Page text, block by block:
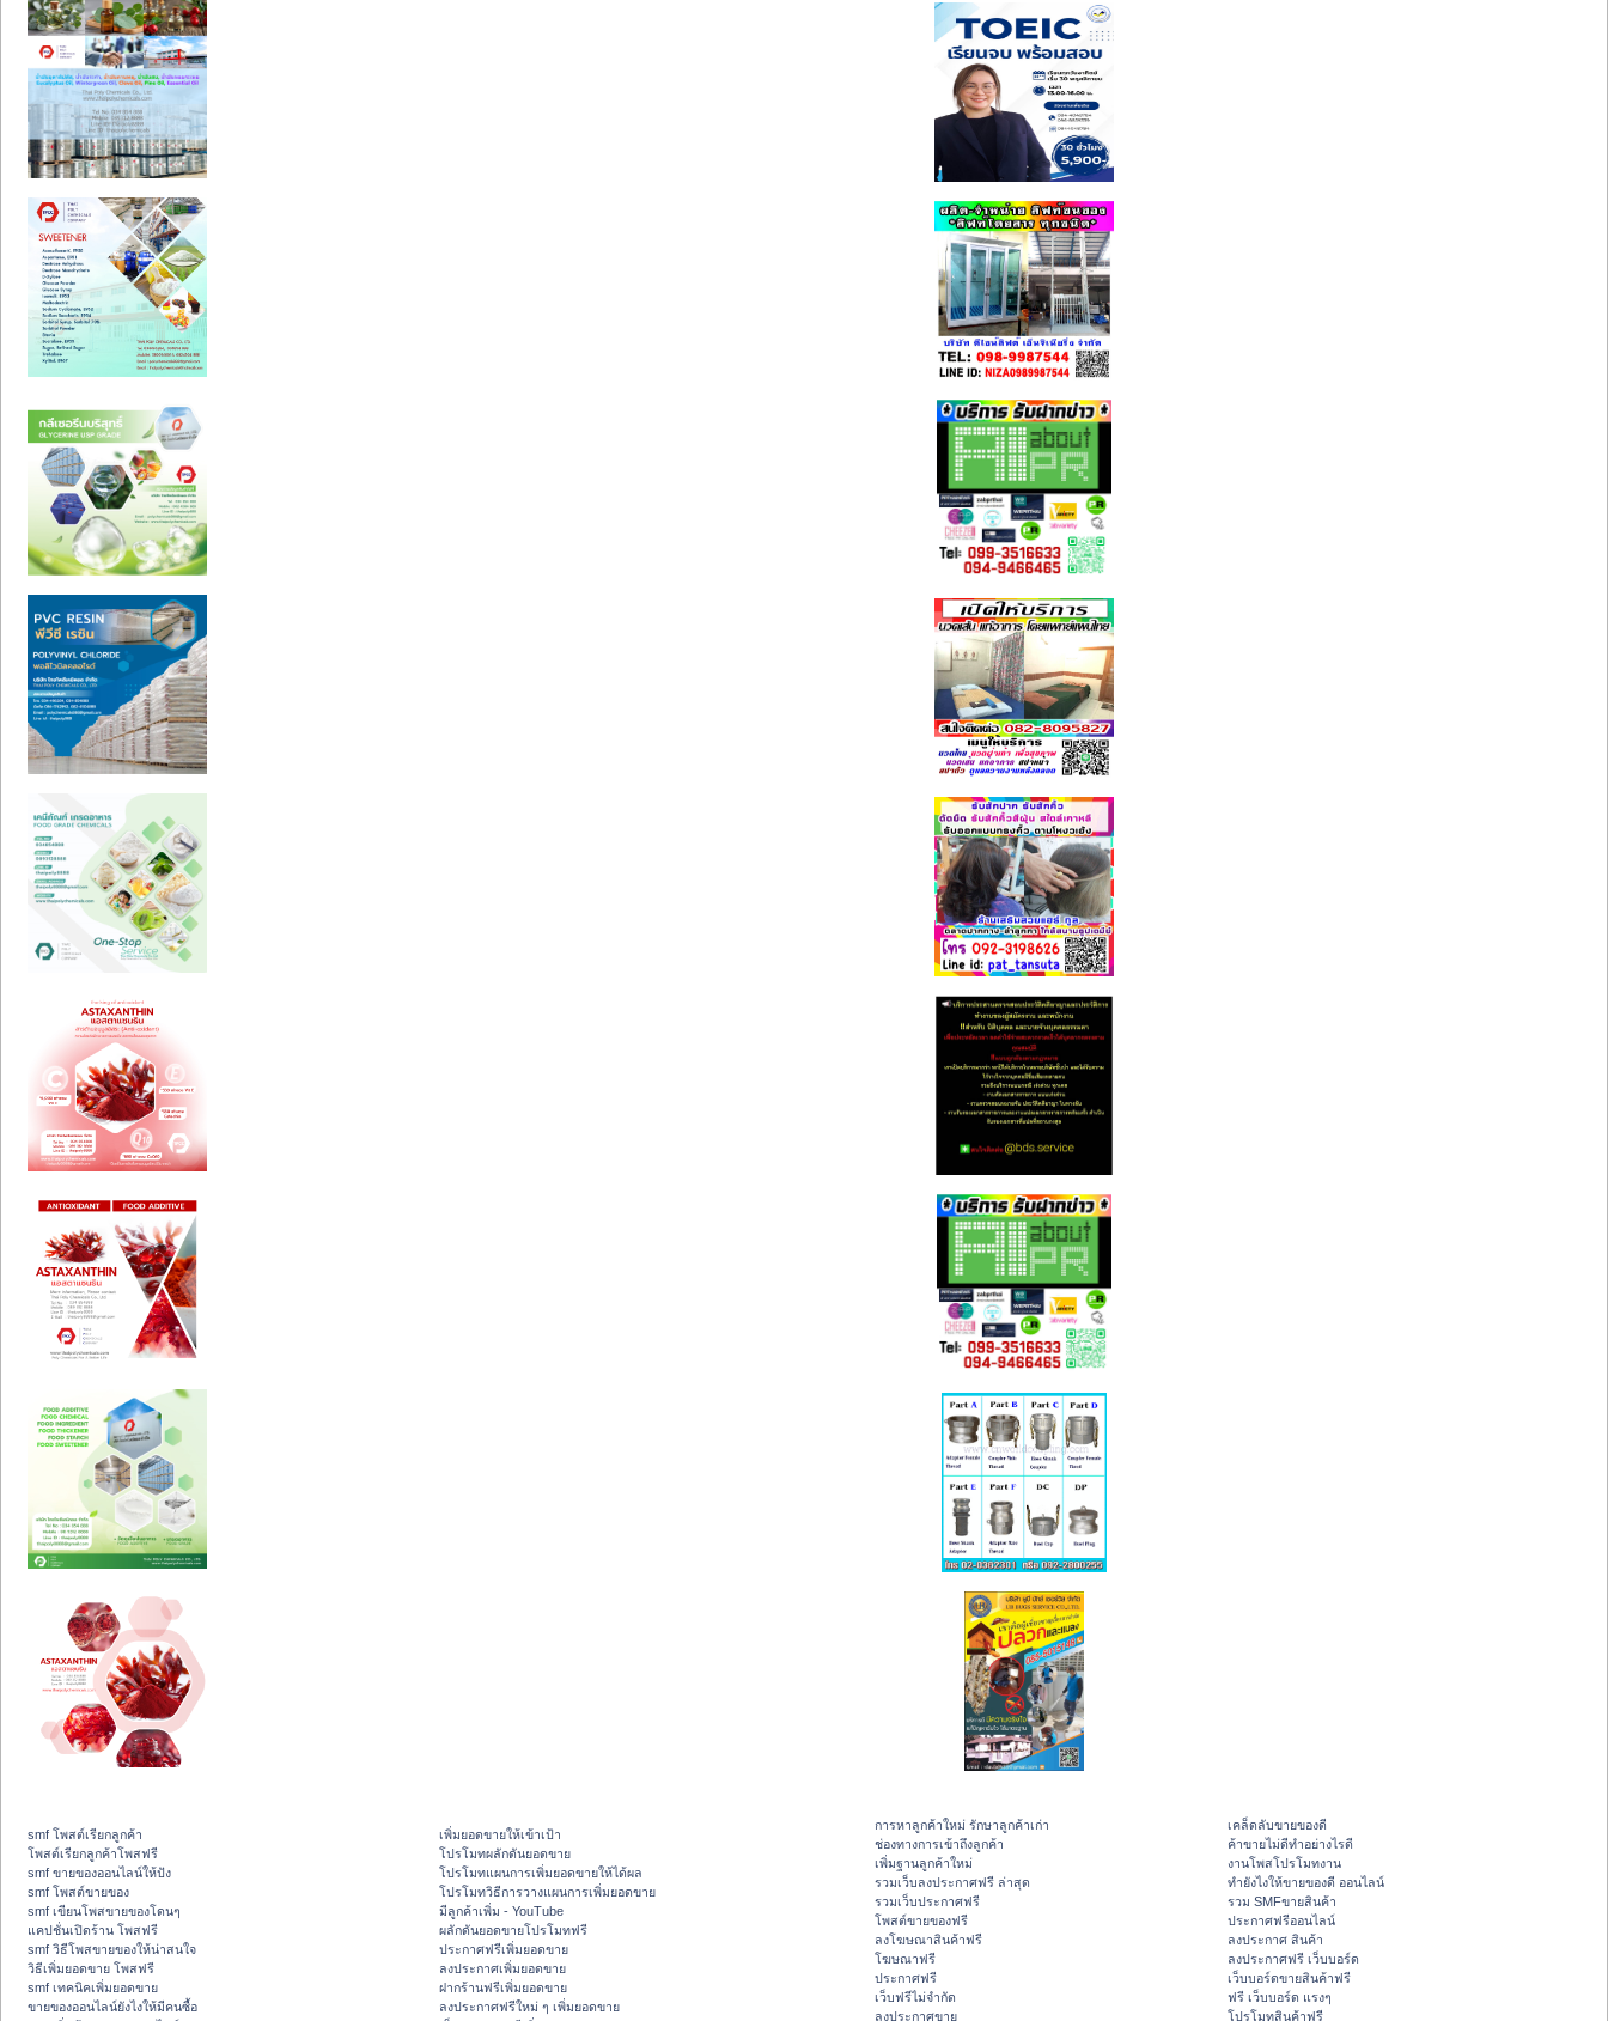
smf โพสต์เรียกลูกค้า
โพสต์เรียกลูกค้าโพสฟรี
smf ขายของออนไลน์ให้ปัง
smf โพสต์ขายของ
smf เขียนโพสขายของโดนๆ
แคปชั่นเปิดร้าน โพสฟรี
smf วิธีโพสขายของให้น่าสนใจ
วิธีเพิ่มยอดขาย โพสฟรี
smf เทคนิคเพิ่มยอดขาย
ขายของออนไลน์ยังไงให้มีคนซื้อ
เพิ่มยอดขายให้เข้าเป้า
โปรโมทผลักดันยอดขาย
โปรโมทแผนการเพิ่มยอดขายให้ได้ผล
โปรโมทวิธีการวางแผนการเพิ่มยอดขาย
มีลูกค้าเพิ่ม - YouTube
ผลักดันยอดขายโปรโมทฟรี
ประกาศฟรีเพิ่มยอดขาย
ลงประกาศเพิ่มยอดขาย
ฝากร้านฟรีเพิ่มยอดขาย
ลงประกาศฟรีใหม่ ๆ เพิ่มยอดขาย
การหาลูกค้าใหม่ รักษาลูกค้าเก่า
ช่องทางการเข้าถึงลูกค้า
เพิ่มฐานลูกค้าใหม่
รวมเว็บลงประกาศฟรี ล่าสุด
รวมเว็บประกาศฟรี
โพสต์ขายของฟรี
ลงโฆษณาสินค้าฟรี
โฆษณาฟรี
ประกาศฟรี
เว็บฟรีไม่จำกัด
ลงประกาศขาย
เคล็ดลับขายของดี
ค้าขายไม่ดีทำอย่างไรดี
งานโพสโปรโมทงาน
ทํายังไงให้ขายของดี ออนไลน์
รวม SMFขายสินค้า
ประกาศฟรีออนไลน์
ลงประกาศ สินค้า
ลงประกาศฟรี เว็บบอร์ด
เว็บบอร์ดขายสินค้าฟรี
ฟรี เว็บบอร์ด แรงๆ
โปรโมทสินค้าฟรี